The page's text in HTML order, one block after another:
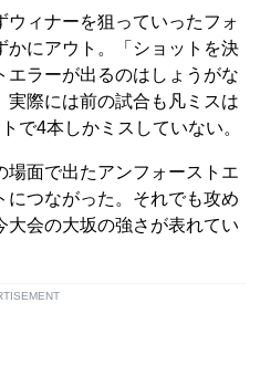
ィナーを狙っていったフォ
かにアウト。「ショットを決
ラーが出るのはしょうがな
実際には前の試合も凡ミスは
で4本しかミスしていない。
面で出たアンフォーストエ
につながった。それでも攻め
大会の大坂の強さが表れてい